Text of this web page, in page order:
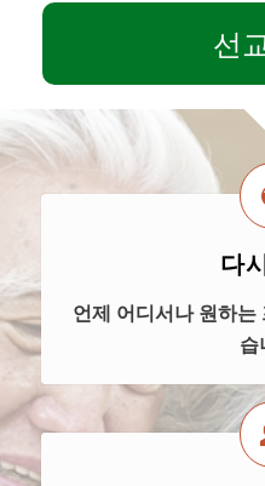
선
다
언제 어디서나 원하는
습